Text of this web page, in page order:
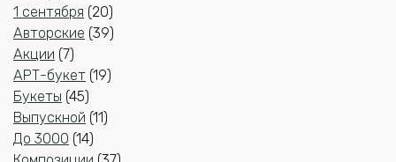
товара
1 сентября 2020
товаров
Авторские 3939
Акции 77
товаров
АРТ-букет 1919
Букеты 4545
товаров
Выпускной 1111
До 3000 1414
товаров
37